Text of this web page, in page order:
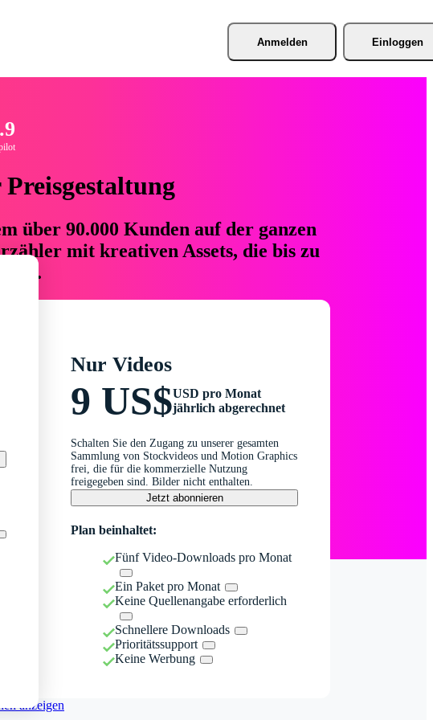
Anmelden Einloggen
über 90.000 Kunden auf der ganzen
mit kreativen Assets, die bis zu
Nur Videos
9 US$USD pro Monat
jährlich abgerechnet
Schalten Sie den Zugang zu unserer gesamten
Sammlung von Stockvideos und Motion Graphics
frei, die für die kommerzielle Nutzung
freigegeben sind. Bilder nicht enthalten.
Jetzt abonnieren
Plan beinhaltet:
Fünf Video-Downloads pro Monat
Ein Paket pro Monat
Keine Quellenangabe erforderlich
Schnellere Downloads
Prioritätssupport
Keine Werbung
anzeigen